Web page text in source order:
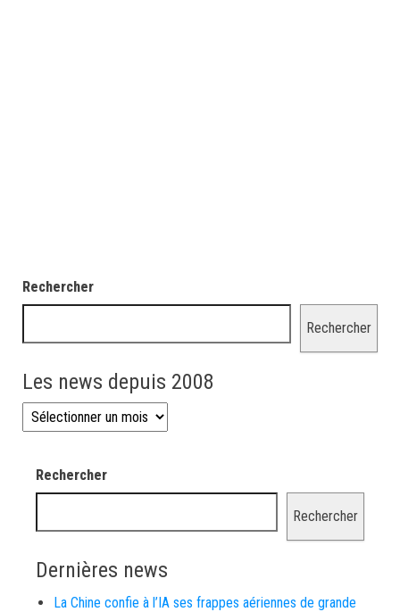
Rechercher
Rechercher
Les news depuis 2008
Les news depuis 2008
Rechercher
Rechercher
Dernières news
La Chine confie à l’IA ses frappes aériennes de grande